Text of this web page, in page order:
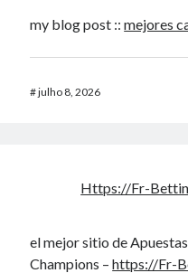
my blog post ::mejores
#julho 8, 2026
Https://Fr-
el mejor sitio de
Champions –https://Fr-